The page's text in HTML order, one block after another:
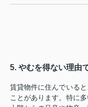
5. やむを得ない理由
賃貸物件に住んでいる
ことがあります。特に